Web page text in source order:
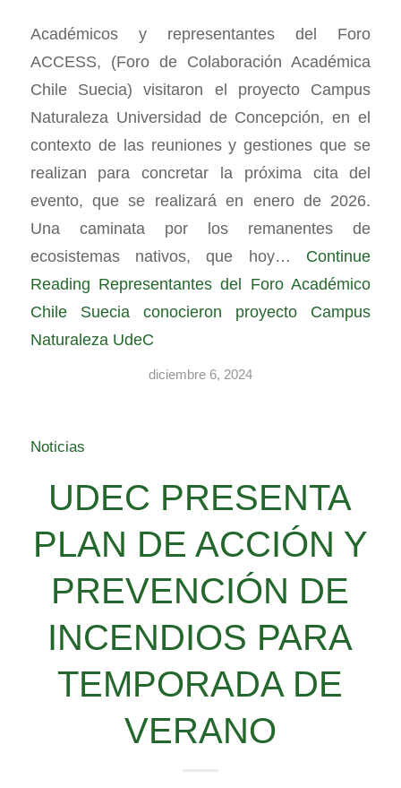
Académicos y representantes del Foro
ACCESS, (Foro de Colaboración Académica
Chile Suecia) visitaron el proyecto Campus
Naturaleza Universidad de Concepción, en el
contexto de las reuniones y gestiones que se
realizan para concretar la próxima cita del
evento, que se realizará en enero de 2026.
Una caminata por los remanentes de
ecosistemas nativos, que hoy… Continue
Reading Representantes del Foro Académico
Chile Suecia conocieron proyecto Campus
Naturaleza UdeC
diciembre 6, 2024
Noticias
UDEC PRESENTA
PLAN DE ACCIÓN Y
PREVENCIÓN DE
INCENDIOS PARA
TEMPORADA DE
VERANO